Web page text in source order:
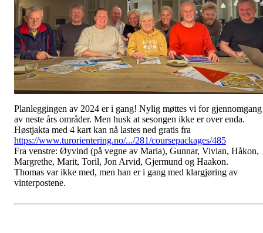
Planleggingen av 2024 er i gang! Nylig møttes vi for gjennomgang
av neste års områder. Men husk at sesongen ikke er over enda.
Høstjakta med 4 kart kan nå lastes ned gratis fra
https://www.turorientering.no/.../281/coursepackages/485
Fra venstre: Øyvind (på vegne av Maria), Gunnar, Vivian, Håkon,
Margrethe, Marit, Toril, Jon Arvid, Gjermund og Haakon.
Thomas var ikke med, men han er i gang med klargjøring av
vinterpostene.